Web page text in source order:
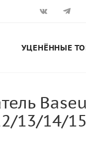
УЦЕНЁННЫЕ
13/14/